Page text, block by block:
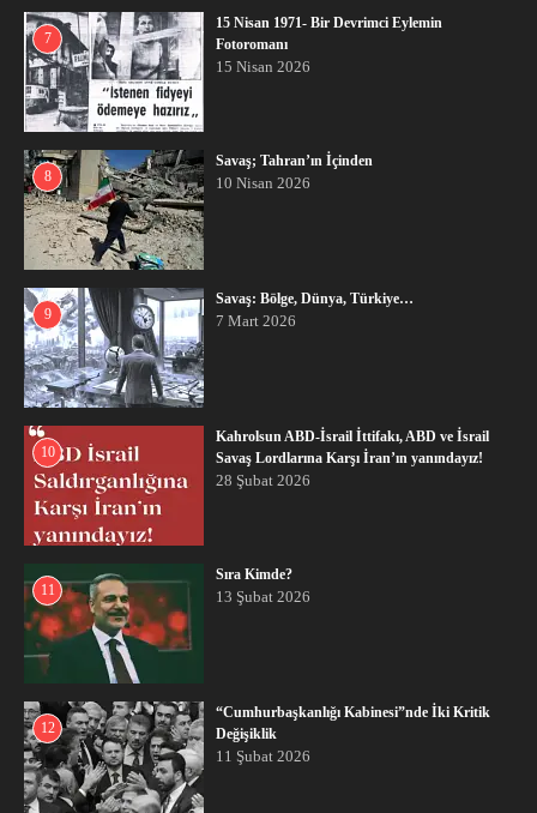
7
15 Nisan 1971- Bir Devrimci Eylemin
Fotoromanı
15 Nisan 2026
8
Savaş; Tahran’ın İçinden
10 Nisan 2026
9
Savaş: Bölge, Dünya, Türkiye…
7 Mart 2026
10
Kahrolsun ABD-İsrail İttifakı, ABD ve İsrail
Savaş Lordlarına Karşı İran’ın yanındayız!
28 Şubat 2026
11
Sıra Kimde?
13 Şubat 2026
12
“Cumhurbaşkanlığı Kabinesi”nde İki Kritik
Değişiklik
11 Şubat 2026